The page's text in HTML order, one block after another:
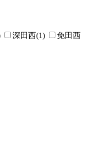
深田西(1)
免田西